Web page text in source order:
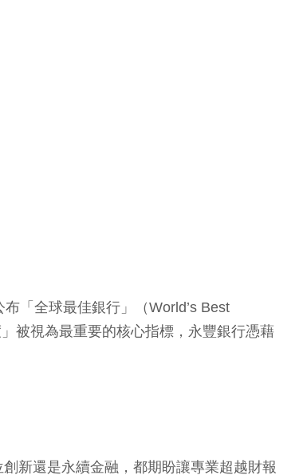
「全球最佳銀行」（World’s Best
被視為最重要的核心指標，永豐銀行憑藉
新還是永續金融，都期盼讓專業超越財報